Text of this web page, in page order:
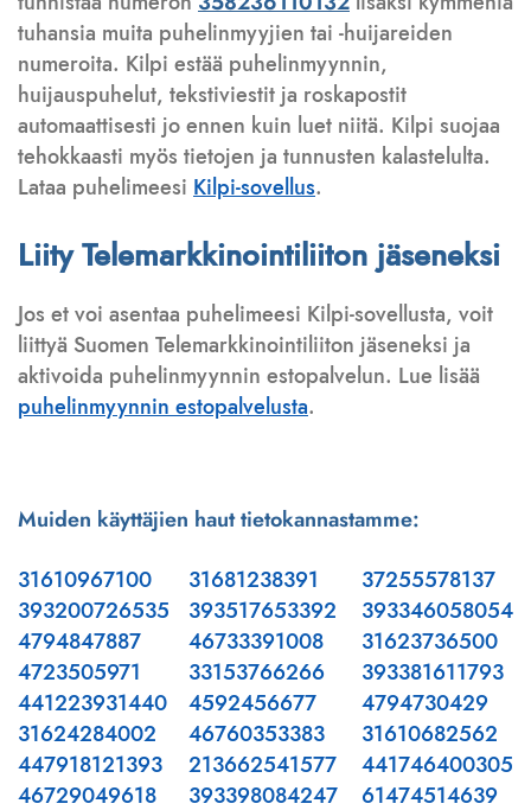
tuhansia muita puhelinmyyjien tai -huijareiden
numeroita. Kilpi estää puhelinmyynnin,
huijauspuhelut, tekstiviestit ja roskapostit
automaattisesti jo ennen kuin luet niitä. Kilpi suojaa
tehokkaasti myös tietojen ja tunnusten kalastelulta.
Lataa puhelimeesi Kilpi-sovellus.
Liity Telemarkkinointiliiton jäseneksi
Jos et voi asentaa puhelimeesi Kilpi-sovellusta, voit
liittyä Suomen Telemarkkinointiliiton jäseneksi ja
aktivoida puhelinmyynnin estopalvelun. Lue lisää
puhelinmyynnin estopalvelusta.
Muiden käyttäjien haut tietokannastamme:
31610967100
393200726535
4794847887
4723505971
441223931440
31624284002
447918121393
46729049618
31681238391
393517653392
46733391008
33153766266
4592456677
46760353383
213662541577
393398084247
37255578137
393346058054
31623736500
393381611793
4794730429
31610682562
441746400305
61474514639